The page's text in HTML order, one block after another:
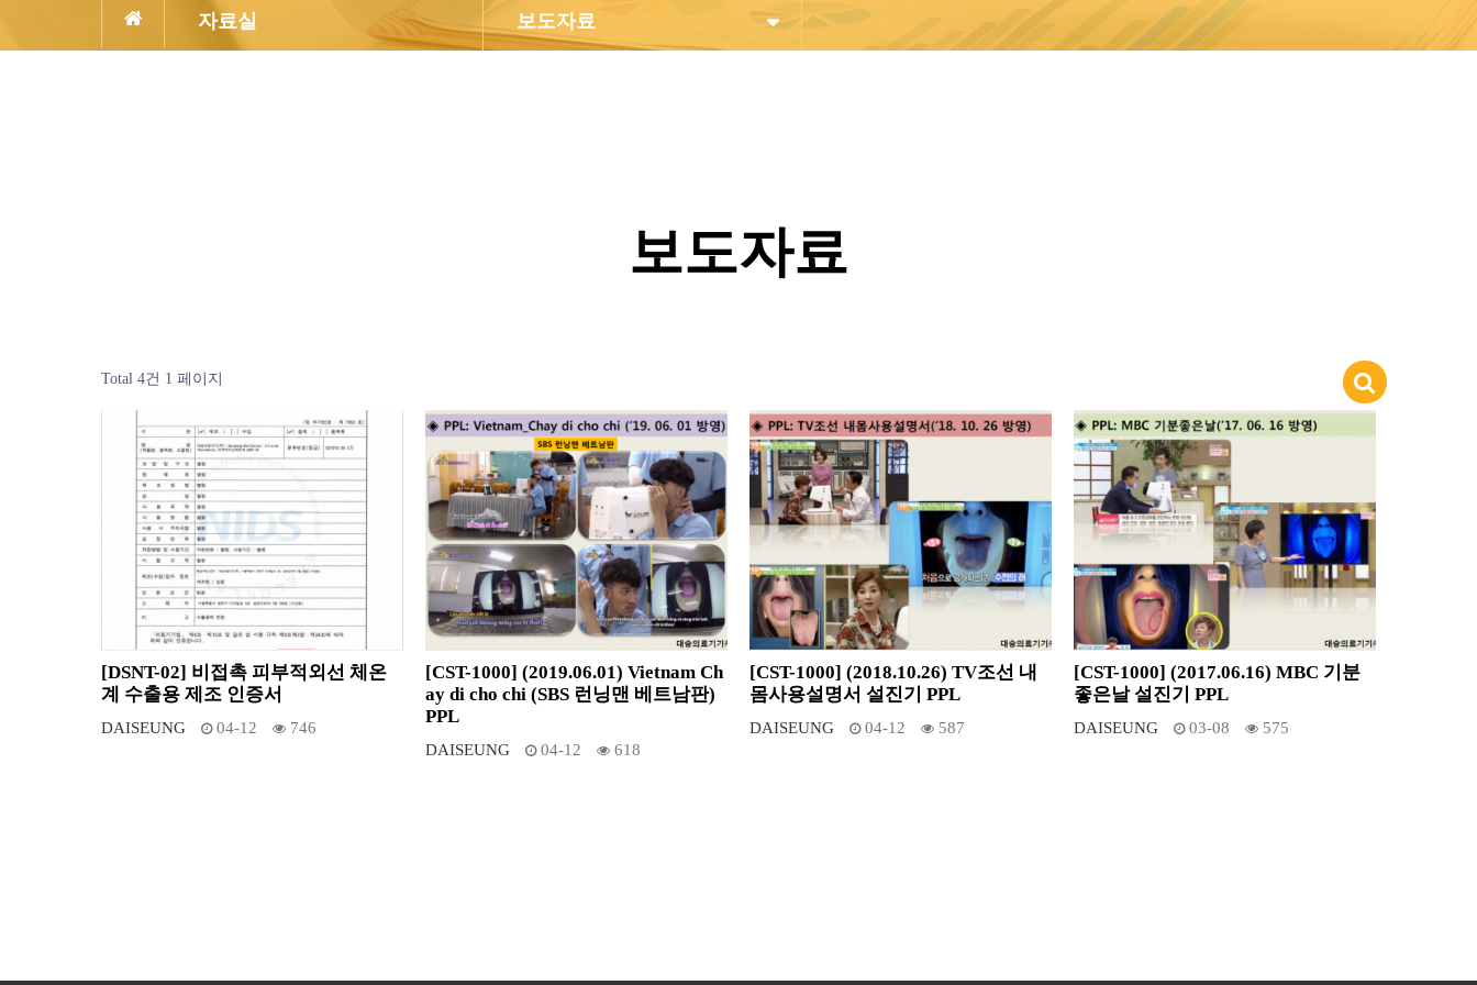
자료실 보도자료
보도자료
Total 4건 1 페이지
[DSNT-02] 비접촉 피부적외선 체온
계 수출용 제조 인증서
DAISEUNG 04-12 746
[CST-1000] (2019.06.01) Vietnam Ch
ay di cho chi (SBS 런닝맨 베트남판)
PPL
DAISEUNG 04-12 618
[CST-1000] (2018.10.26) TV조선 내
몸사용설명서 설진기 PPL
DAISEUNG 04-12 587
[CST-1000] (2017.06.16) MBC 기분
좋은날 설진기 PPL
DAISEUNG 03-08 575